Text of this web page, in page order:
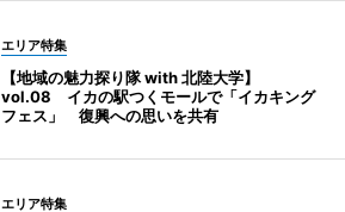
エリア特集
【地域の魅力探り隊 with 北陸大学】
vol.08 イカの駅つくモールで「イカキング
フェス」 復興への思いを共有
エリア特集